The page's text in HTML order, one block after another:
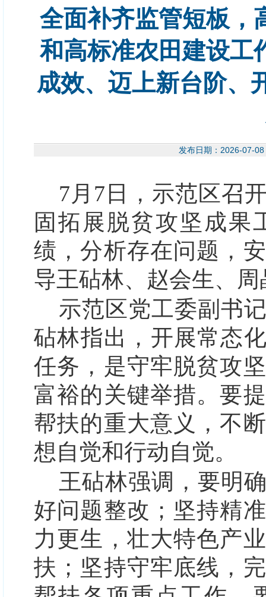
全面补齐监管短板，
和高标准农田建设工
成效、迈上新台阶、
发布日期：2026-
7月7日，示范区召
固拓展脱贫攻坚成果
绩，分析存在问题，
导王砧林、赵会生、
示范区党工委副书
砧林指出，开展常态
任务，是守牢脱贫攻
富裕的关键举措。要
帮扶的重大意义，不
想自觉和行动自觉。
王砧林强调，要明
好问题整改；坚持精
力更生，壮大特色产
扶；坚持守牢底线，